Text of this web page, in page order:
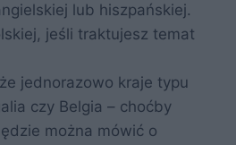
lub hiszpańskiej.
jeśli traktujesz temat
jednorazowo kraje typu
czy Belgia – choćby
można mówić o